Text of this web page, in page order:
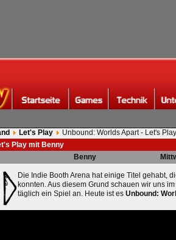
Let's Play
Unbound: Worlds Apart - Let's
Play mit Benny
Benny
Die Indie Booth Arena hat einige Titel gehabt,
konnten. Aus diesem Grund schauen wir uns
täglich ein Spiel an. Heute ist es Unbound: